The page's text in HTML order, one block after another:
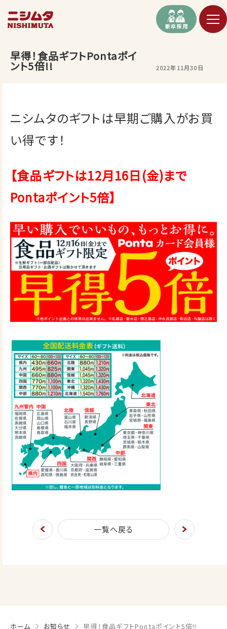
新卒採用
早得！食品ギフトPontaポイ
ント5倍!! 2022年11月30日
ニシムタのギフトは早期ご購入がお買
い得です！
【食品ギフトは12月16日(金)まで
Pontaポイント5倍】
一覧へ戻る
ホーム お知らせ 早得！食品ギフトPontaポイント5倍!!